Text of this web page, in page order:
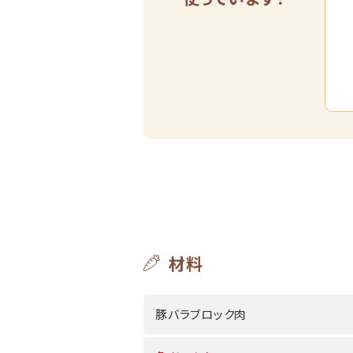
材料
豚バラブロック肉